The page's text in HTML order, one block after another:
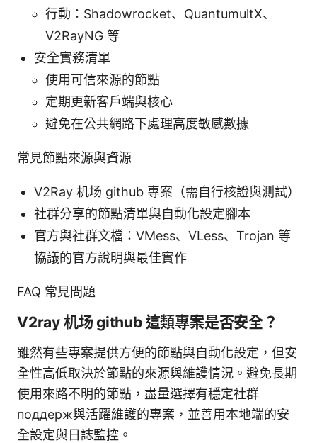
行動：Shadowrocket、QuantumultX、
V2RayNG 等
安全實務清單
使用可信來源的節點
定期更新客戶端與核心
避免在公共網路下處理高度敏感數據
常見節點來源與資源
V2Ray 机场 github 專案（需自行核證與測試）
社群分享的節點清單與自動化設定腳本
官方與社群文檔：VMess、VLess、Trojan 等
協議的官方說明與最佳實作
FAQ 常見問題
V2ray 机场 github 這類專案是否安全？
雖然有些專案提供方便的節點與自動化設定，但安
全性高低取決於節點的來源與維護情況。避免長期
使用來路不明的節點，盡量選擇有穩定社群
поддерж與活躍維護的專案，並善用本地端的安
全設定與日誌監控。